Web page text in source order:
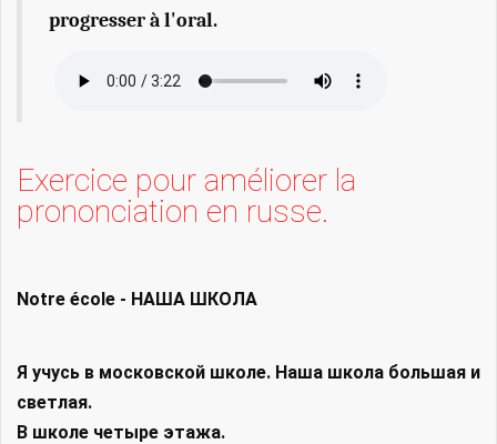
progresser à l'oral.
Exercice pour améliorer la
prononciation en russe.
Notre école - НАША ШКОЛА
Я учусь в московской школе. Наша школа большая и
светлая.
В школе четыре этажа.